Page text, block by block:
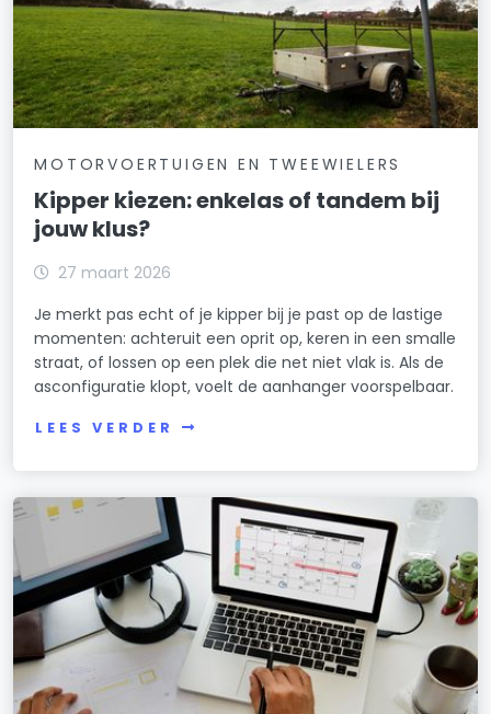
MOTORVOERTUIGEN EN TWEEWIELERS
Kipper kiezen: enkelas of tandem bij
jouw klus?
27 maart 2026
Je merkt pas echt of je kipper bij je past op de lastige
momenten: achteruit een oprit op, keren in een smalle
straat, of lossen op een plek die net niet vlak is. Als de
asconfiguratie klopt, voelt de aanhanger voorspelbaar.
LEES VERDER